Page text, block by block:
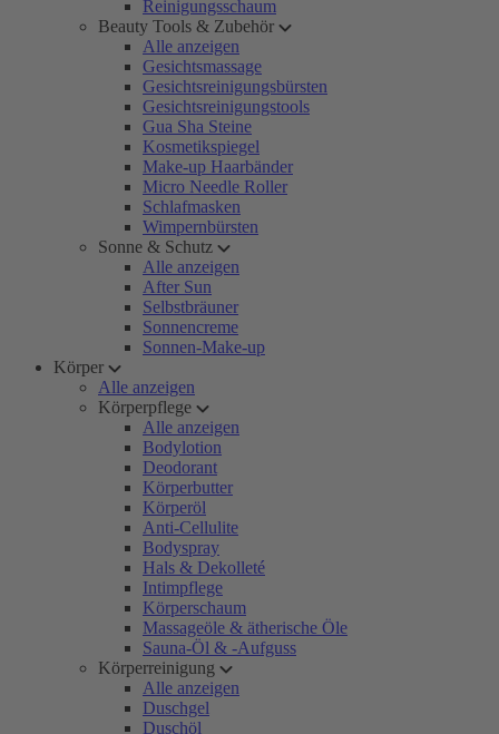
Reinigungsschaum
Beauty Tools & Zubehör
Alle anzeigen
Gesichtsmassage
Gesichtsreinigungsbürsten
Gesichtsreinigungstools
Gua Sha Steine
Kosmetikspiegel
Make-up Haarbänder
Micro Needle Roller
Schlafmasken
Wimpernbürsten
Sonne & Schutz
Alle anzeigen
After Sun
Selbstbräuner
Sonnencreme
Sonnen-Make-up
Körper
Alle anzeigen
Körperpflege
Alle anzeigen
Bodylotion
Deodorant
Körperbutter
Körperöl
Anti-Cellulite
Bodyspray
Hals & Dekolleté
Intimpflege
Körperschaum
Massageöle & ätherische Öle
Sauna-Öl & -Aufguss
Körperreinigung
Alle anzeigen
Duschgel
Duschöl